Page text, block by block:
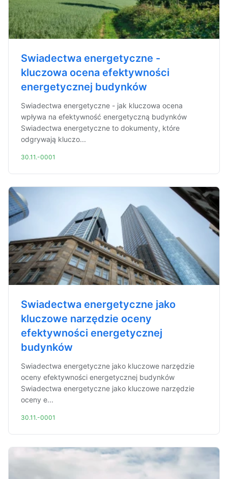
Swiadectwa energetyczne -
kluczowa ocena efektywności
energetycznej budynków
Swiadectwa energetyczne - jak kluczowa ocena
wpływa na efektywność energetyczną budynków
Swiadectwa energetyczne to dokumenty, które
odgrywają kluczo...
30.11.-0001
Swiadectwa energetyczne jako
kluczowe narzędzie oceny
efektywności energetycznej
budynków
Swiadectwa energetyczne jako kluczowe narzędzie
oceny efektywności energetycznej budynków
Swiadectwa energetyczne jako kluczowe narzędzie
oceny e...
30.11.-0001